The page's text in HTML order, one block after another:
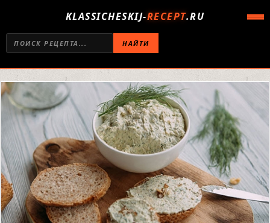
KLASSICHESKIJ-RECEPT.RU
НАЙТИ